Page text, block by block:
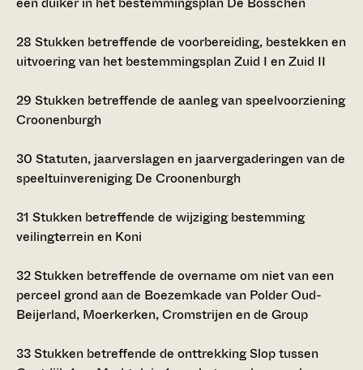
28 Stukken betreffende de voorbereiding, bestekken en
uitvoering van het bestemmingsplan Zuid I en Zuid II
29 Stukken betreffende de aanleg van speelvoorziening
Croonenburgh
30 Statuten, jaarverslagen en jaarvergaderingen van de
speeltuinvereniging De Croonenburgh
31 Stukken betreffende de wijziging bestemming
veilingterrein en Koni
32Stukken betreffende de overname om niet van een
perceel grond aan de Boezemkade van Polder Oud-
Beijerland, Moerkerken, Cromstrijen en de Group
33Stukken betreffende de onttrekking Slop tussen